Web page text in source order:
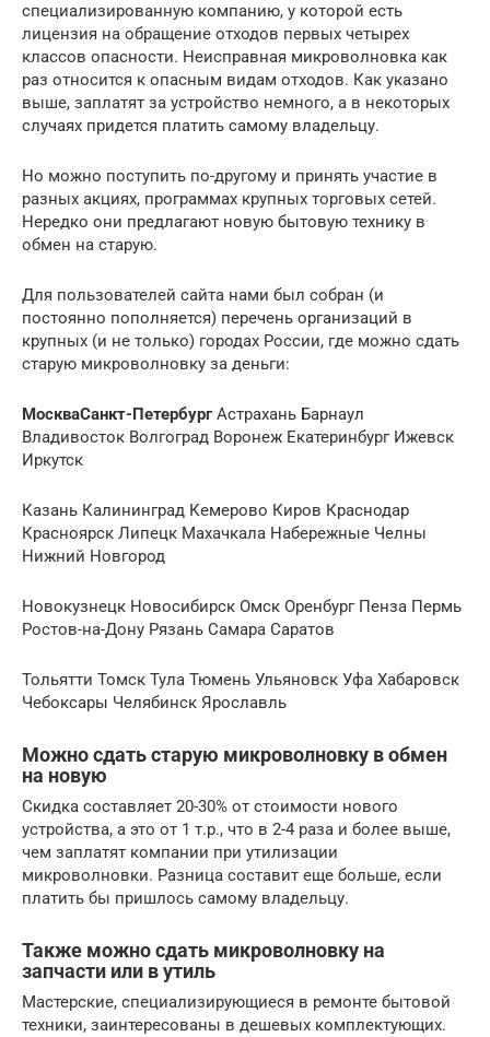
специализированную компанию, у которой есть
лицензия на обращение отходов первых четырех
классов опасности. Неисправная микроволновка как
раз относится к опасным видам отходов. Как указано
выше, заплатят за устройство немного, а в некоторых
случаях придется платить самому владельцу.
Но можно поступить по-другому и принять участие в
разных акциях, программах крупных торговых сетей.
Нередко они предлагают новую бытовую технику в
обмен на старую.
Для пользователей сайта нами был собран (и
постоянно пополняется) перечень организаций в
крупных (и не только) городах России, где можно сдать
старую микроволновку за деньги:
МоскваСанкт-ПетербургАстрахань Барнаул
Владивосток Волгоград Воронеж Екатеринбург Ижевск
Иркутск
Казань Калининград Кемерово Киров Краснодар
Красноярск Липецк Махачкала Набережные Челны
Нижний Новгород
Новокузнецк Новосибирск Омск Оренбург Пенза Пермь
Ростов-на-Дону Рязань Самара Саратов
Тольятти Томск Тула Тюмень Ульяновск Уфа Хабаровск
Чебоксары Челябинск Ярославль
Можно сдать старую микроволновку в обмен
на новую
Скидка составляет 20-30% от стоимости нового
устройства, а это от 1 т.р., что в 2-4 раза и более выше,
чем заплатят компании при утилизации
микроволновки. Разница составит еще больше, если
платить бы пришлось самому владельцу.
Также можно сдать микроволновку на
запчасти или в утиль
Мастерские, специализирующиеся в ремонте бытовой
техники, заинтересованы в дешевых комплектующих.